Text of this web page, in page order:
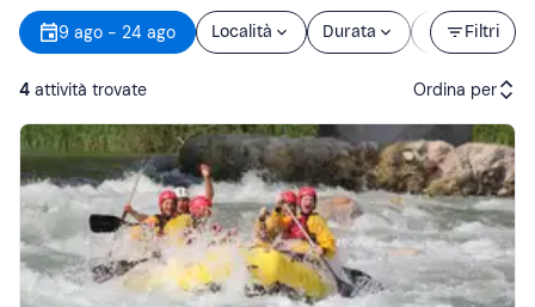
Filtri
9 ago - 24 ago Località Durata Prezzo
4 attività trovate Ordina per
Attività consigliate
Prezzo (crescente)
Prezzo (decrescente)
Recensioni